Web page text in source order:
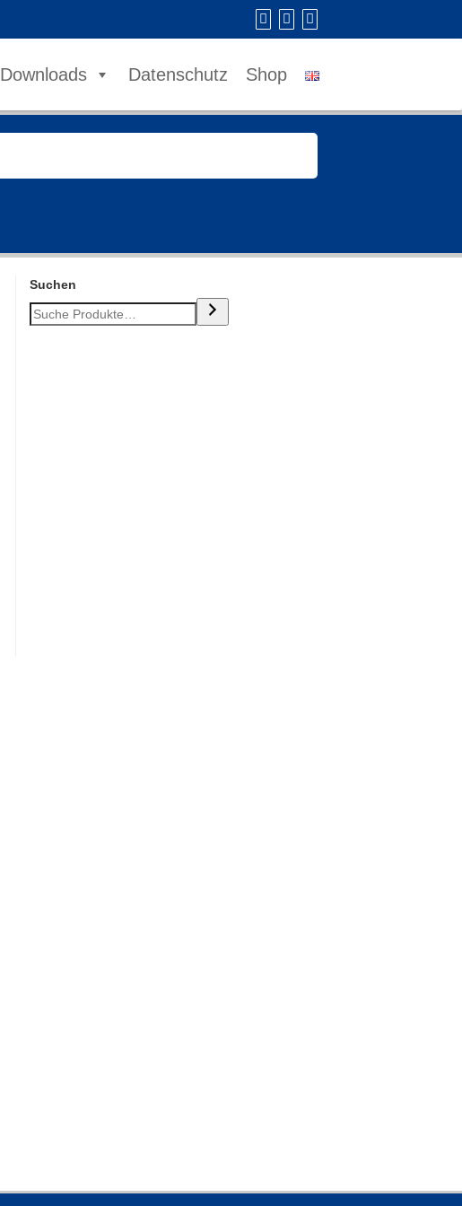
Downloads Datenschutz Shop
Suchen